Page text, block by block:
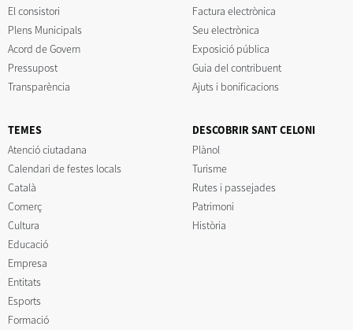
El consistori
Plens Municipals
Acord de Govern
Pressupost
Transparència
Factura electrònica
Seu electrònica
Exposició pública
Guia del contribuent
Ajuts i bonificacions
TEMES
Atenció ciutadana
Calendari de festes locals
Català
Comerç
Cultura
Educació
Empresa
Entitats
Esports
Formació
DESCOBRIR SANT CELONI
Plànol
Turisme
Rutes i passejades
Patrimoni
Història